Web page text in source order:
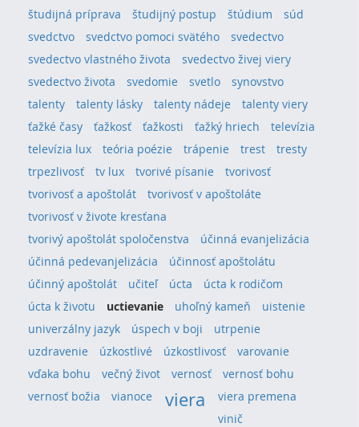
študijná príprava
študijný postup štúdium
súd
svedctvo
svedctvo pomoci svätého
svedectvo
svedectvo vlastného života
svedectvo živej viery
svedectvo života
svedomie svetlo
synovstvo
talenty
talenty lásky talenty nádeje
talenty viery
ťažké časy
ťažkosť ťažkosti ťažký hriech
televízia
televízia lux
teória poézie trápenie trest
tresty
trpezlivosť
tv lux tvorivé písanie
tvorivosť
tvorivosť a apoštolát
tvorivosť v apoštoláte
tvorivosť v živote kresťana
tvorivý apoštolát spoločenstva
účinná evanjelizácia
účinná pedevanjelizácia
účinnosť apoštolátu
účinný apoštolát
učiteľ úcta
úcta k rodičom
úcta k životu
uctievanie uhoľný kameň
uistenie
univerzálny jazyk
úspech v boji
utrpenie
uzdravenie
úzkostlivé úzkostlivosť
varovanie
vďaka bohu
večný život vernosť
vernosť bohu
vernosť božia
vianoce viera
viera premena
vinič